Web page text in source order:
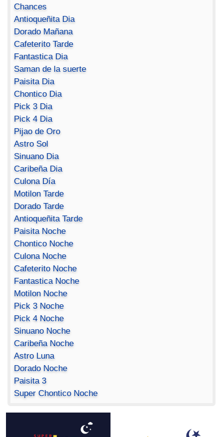
Chances
Antioqueñita Dia
Dorado Mañana
Cafeterito Tarde
Fantastica Dia
Saman de la suerte
Paisita Dia
Chontico Dia
Pick 3 Dia
Pick 4 Dia
Pijao de Oro
Astro Sol
Sinuano Dia
Caribeña Dia
Culona Día
Motilon Tarde
Dorado Tarde
Antioqueñita Tarde
Paisita Noche
Chontico Noche
Culona Noche
Cafeterito Noche
Fantastica Noche
Motilon Noche
Pick 3 Noche
Pick 4 Noche
Sinuano Noche
Caribeña Noche
Astro Luna
Dorado Noche
Paisita 3
Super Chontico Noche